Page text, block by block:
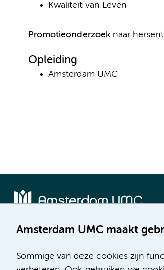
Kwaliteit van Leven
Promotieonderzoek naar
Opleiding
Amsterdam UMC
Amsterdam UMC maakt
Sommige van deze cookies zijn
Meibergdreef 9
1105 AZ Amsterdam
De Boelelaan 1117
1081 HV Amsterdam